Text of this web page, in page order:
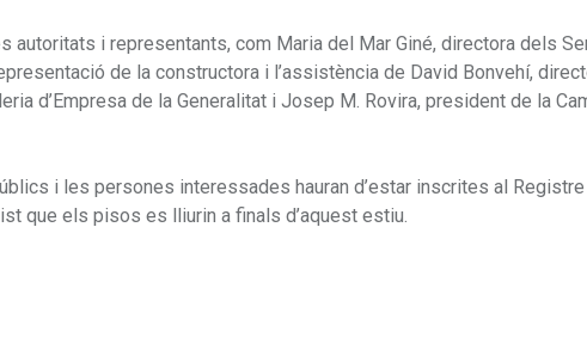
autoritats i representants, com Maria del Mar Giné, directora dels
de la constructora i l’assistència de David Bonvehí,
d’Empresa de la Generalitat i Josep M. Rovira, president de la
i les persones interessades hauran d’estar inscrites al
que els pisos es lliurin a finals d’aquest estiu.